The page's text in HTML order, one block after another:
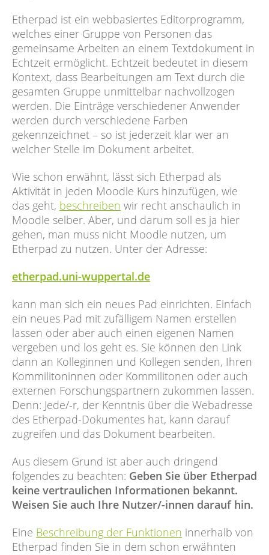
Etherpad ist ein webbasiertes Editorprogramm,
welches einer Gruppe von Personen das
gemeinsame Arbeiten an einem Textdokument in
Echtzeit ermöglicht. Echtzeit bedeutet in diesem
Kontext, dass Bearbeitungen am Text durch die
gesamten Gruppe unmittelbar nachvollzogen
werden. Die Einträge verschiedener Anwender
werden durch verschiedene Farben
gekennzeichnet – so ist jederzeit klar wer an
welcher Stelle im Dokument arbeitet.
Wie schon erwähnt, lässt sich Etherpad als
Aktivität in jeden Moodle Kurs hinzufügen, wie
das geht, beschreiben wir recht anschaulich in
Moodle selber. Aber, und darum soll es ja hier
gehen, man muss nicht Moodle nutzen, um
Etherpad zu nutzen. Unter der Adresse:
etherpad.uni-wuppertal.de
kann man sich ein neues Pad einrichten. Einfach
ein neues Pad mit zufälligem Namen erstellen
lassen oder aber auch einen eigenen Namen
vergeben und los geht es. Sie können den Link
dann an Kolleginnen und Kollegen senden, Ihren
Kommilitoninnen oder Kommilitonen oder auch
externen Forschungspartnern zukommen lassen.
Denn: Jede/-r, der Kenntnis über die Webadresse
des Etherpad-Dokumentes hat, kann darauf
zugreifen und das Dokument bearbeiten.
Aus diesem Grund ist aber auch dringend
folgendes zu beachten: Geben Sie über Etherpad
keine vertraulichen Informationen bekannt.
Weisen Sie auch Ihre Nutzer/-innen darauf hin.
Eine Beschreibung der Funktionen innerhalb von
Etherpad finden Sie in dem schon erwähnten